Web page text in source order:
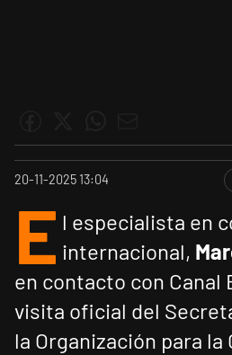
20-11-2025 13:04
E l especialista en
internacional,
en contacto con Canal
visita oficial del
la Organización para la